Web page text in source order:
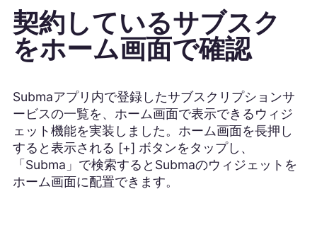
契約しているサブスク
をホーム画面で確認
Submaアプリ内で登録したサブスクリプションサ
ービスの一覧を、ホーム画面で表示できるウィジ
ェット機能を実装しました。ホーム画面を長押し
すると表示される [+] ボタンをタップし、
「Subma」で検索するとSubmaのウィジェットを
ホーム画面に配置できます。